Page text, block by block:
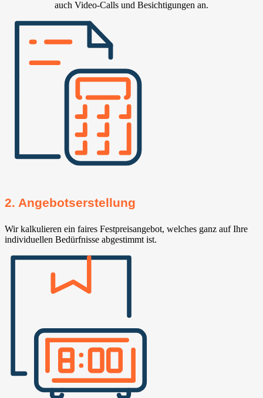
auch Video-Calls und Besichtigungen an.
2. Angebotserstellung
Wir kalkulieren ein faires Festpreisangebot, welches ganz auf Ihre
individuellen Bedürfnisse abgestimmt ist.